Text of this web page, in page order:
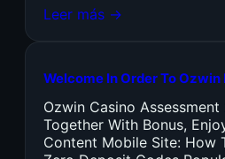
Leer más →
Welcome In Order To Ozwin
Ozwin Casino
Together With Bonus,
Content Mobile Site: How